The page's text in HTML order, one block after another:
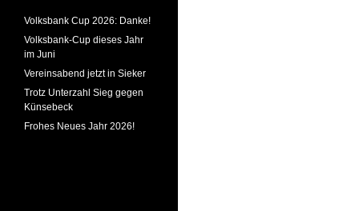
Volksbank Cup 2026: Danke!
Volksbank-Cup dieses Jahr
im Juni
Vereinsabend jetzt in Sieker
Trotz Unterzahl Sieg gegen
Künsebeck
Frohes Neues Jahr 2026!